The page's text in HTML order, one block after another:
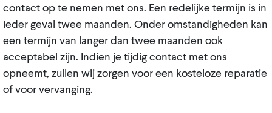
contact op te nemen met ons. Een redelijke termijn is in
ieder geval twee maanden. Onder omstandigheden kan
een termijn van langer dan twee maanden ook
acceptabel zijn. Indien je tijdig contact met ons
opneemt, zullen wij zorgen voor een kosteloze reparatie
of voor vervanging.